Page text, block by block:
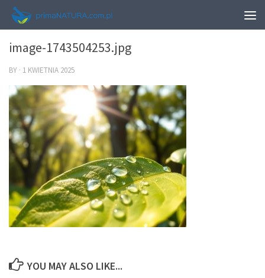
0
image-1743504253.jpg
BY · 1 KWIETNIA 2025
YOU MAY ALSO LIKE...